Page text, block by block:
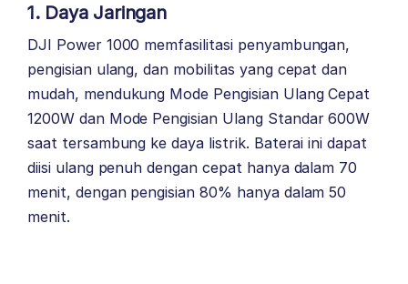
1. Daya Jaringan
DJI Power 1000 memfasilitasi penyambungan,
pengisian ulang, dan mobilitas yang cepat dan
mudah, mendukung Mode Pengisian Ulang Cepat
1200W dan Mode Pengisian Ulang Standar 600W
saat tersambung ke daya listrik. Baterai ini dapat
diisi ulang penuh dengan cepat hanya dalam 70
menit, dengan pengisian 80% hanya dalam 50
menit.